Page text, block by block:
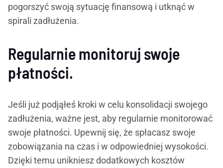
pogorszyć swoją sytuację finansową i utknąć w
spirali zadłużenia.
Regularnie monitoruj swoje
płatności.
Jeśli już podjąłeś kroki w celu konsolidacji swojego
zadłużenia, ważne jest, aby regularnie monitorować
swoje płatności. Upewnij się, że spłacasz swoje
zobowiązania na czas i w odpowiedniej wysokości.
Dzięki temu unikniesz dodatkowych kosztów